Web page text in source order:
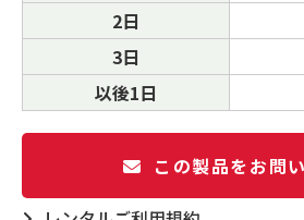
2日
3日
以後1日
この製品をお問